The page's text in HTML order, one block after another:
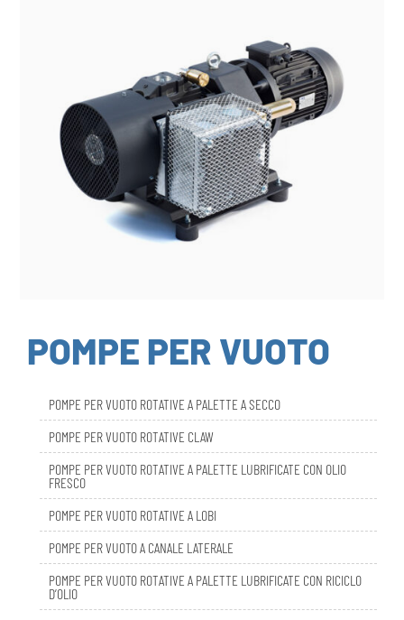
POMPE PER VUOTO
POMPE PER VUOTO ROTATIVE CLAW
POMPE PER VUOTO ROTATIVE A PALETTE LUBRIFICATE CON OLIO
FRESCO
POMPE PER VUOTO ROTATIVE A LOBI
POMPE PER VUOTO A CANALE LATERALE
POMPE PER VUOTO ROTATIVE A PALETTE LUBRIFICATE CON RICICLO
D’OLIO
DBL SMART